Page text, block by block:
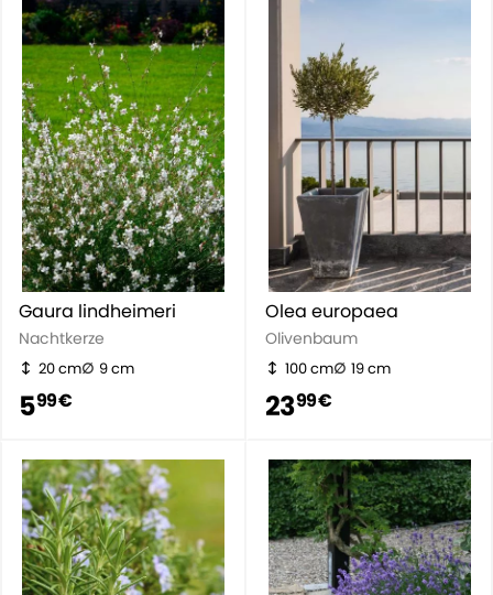
Gaura lindheimeri
Nachtkerze
20 cm 9 cm
599 €
Olea europaea
Olivenbaum
100 cm 19 cm
2399 €